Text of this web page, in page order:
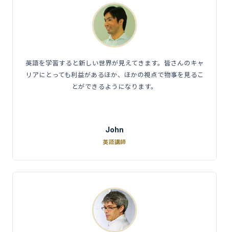
英語を学習すると新しい世界が見えてきます。皆さんのキャ
リアにとっても利益があるほか、ほかの視点で物事を見るこ
とができるようになります。
John
英語講師